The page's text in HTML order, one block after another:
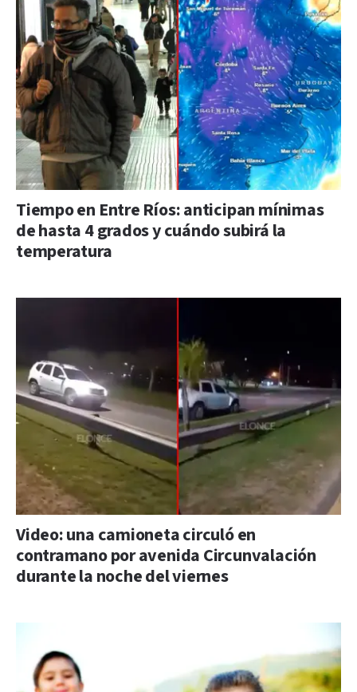
Tiempo en Entre Ríos: anticipan mínimas
de hasta 4 grados y cuándo subirá la
temperatura
Video: una camioneta circuló en
contramano por avenida Circunvalación
durante la noche del viernes